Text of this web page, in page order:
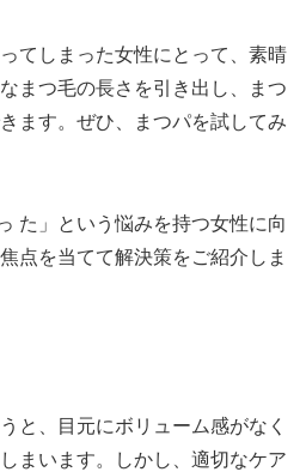
てしまった女性にとって、素晴
まつ毛の長さを引き出し、まつ
ます。ぜひ、まつパを試してみ
た」という悩みを持つ女性に向
点を当てて解決策をご紹介しま
と、目元にボリューム感がなく
まいます。しかし、適切なケア